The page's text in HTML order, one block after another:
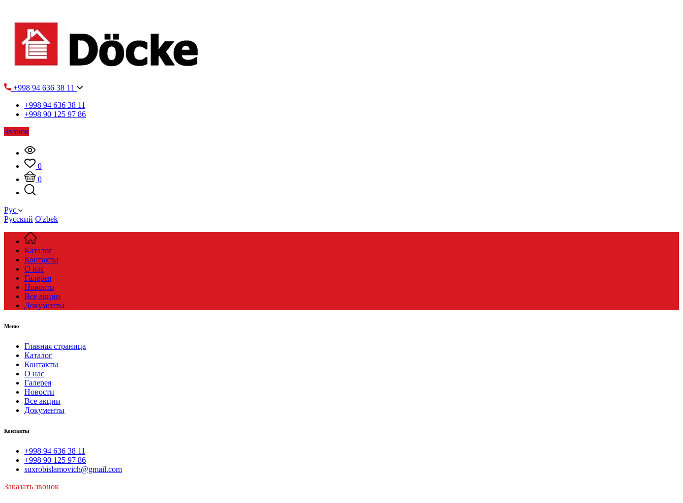
+998 94 636 38 11
+998 94 636 38 11
+998 90 125 97 86
Звонок
0
0
Рус
Русский O'zbek
Каталог
Контакты
О нас
Галерея
Новости
Все акции
Документы
Меню
Главная страница
Каталог
Контакты
О нас
Галерея
Новости
Все акции
Документы
Контакты
+998 94 636 38 11
+998 90 125 97 86
suxrobislamovich@gmail.com
Заказать звонок